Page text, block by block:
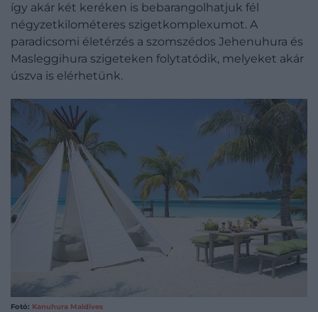
így akár két keréken is bebarangolhatjuk fél
négyzetkilométeres szigetkomplexumot. A
paradicsomi életérzés a szomszédos Jehenuhura és
Masleggihura szigeteken folytatódik, melyeket akár
úszva is elérhetünk.
Fotó: Kanuhura Maldives